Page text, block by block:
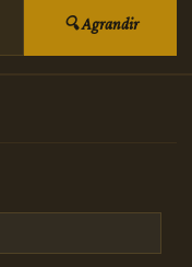
🔍 Agrandir